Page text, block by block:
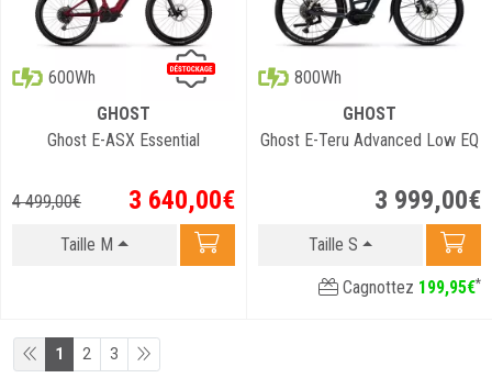
600Wh
GHOST
Ghost E-ASX Essential
4 499,00€ 3 640,00€
Taille M
800Wh
GHOST
Ghost E-Teru Advanced Low EQ
3 999,00€
Taille S
Cagnottez 199,95€*
1 2 3